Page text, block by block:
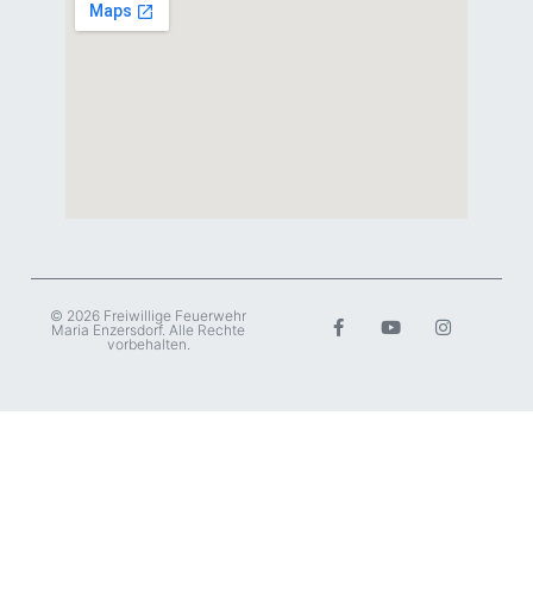
© 2026 Freiwillige Feuerwehr
Maria Enzersdorf. Alle Rechte
vorbehalten.